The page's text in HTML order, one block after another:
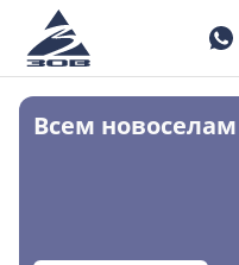
Всем новоселам